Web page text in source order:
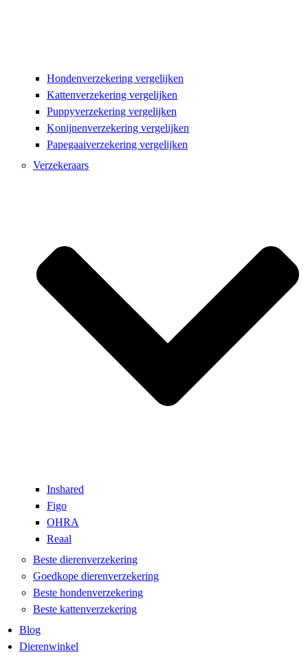
Hondenverzekering vergelijken
Kattenverzekering vergelijken
Puppyverzekering vergelijken
Konijnenverzekering vergelijken
Papegaaiverzekering vergelijken
Verzekeraars
Inshared
Figo
OHRA
Reaal
Beste dierenverzekering
Goedkope dierenverzekering
Beste hondenverzekering
Beste kattenverzekering
Blog
Dierenwinkel